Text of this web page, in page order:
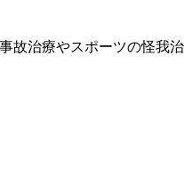
故治療やスポーツの怪我治